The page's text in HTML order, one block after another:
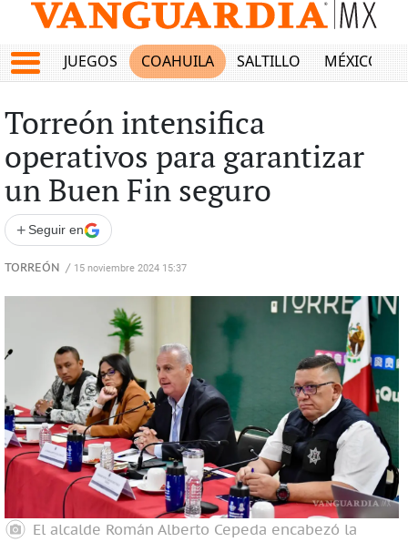
JUEGOS COAHUILA SALTILLO MÉXICO
Torreón intensifica
operativos para garantizar
un Buen Fin seguro
+ Seguir en
TORREÓN / 15 noviembre 2024 15:37
El alcalde Román Alberto Cepeda encabezó la